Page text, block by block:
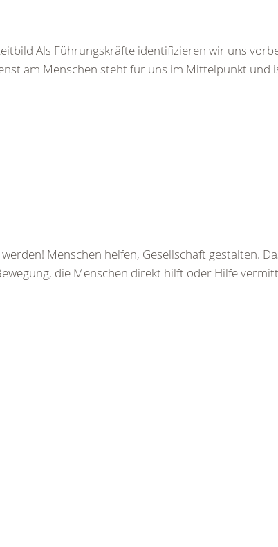
Als Führungskräfte identifizieren wir uns
am Menschen steht für uns im Mittelpunkt und
Menschen helfen, Gesellschaft gestalten.
die Menschen direkt hilft oder Hilfe